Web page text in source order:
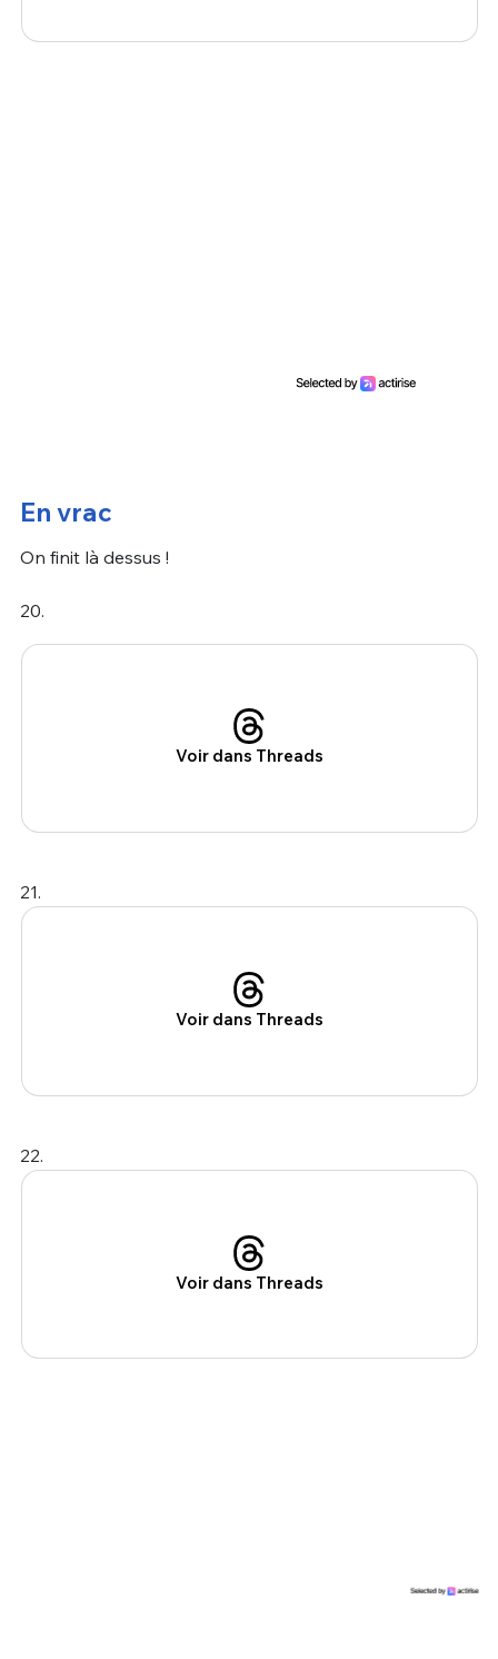
En vrac
On finit là dessus !
20.
Voir dans Threads
21.
Voir dans Threads
22.
Voir dans Threads